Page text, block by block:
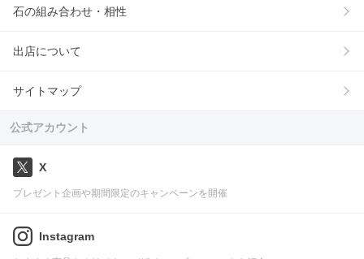
石の組み合わせ・相性
出店について
サイトマップ
公式アカウント
X
プレゼント企画や期間限定のキャンペーンを開催
Instagram